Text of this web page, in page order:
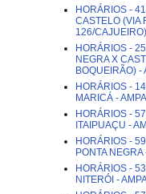
HORÁRIOS -
CASTELO (VIA
126/
HORÁRIOS -
NEGRA X
BOQUEIRÃO) -
HORÁRIOS -
MARICÁ -
HORÁRIOS -
ITAIPUAÇU -
HORÁRIOS -
PONTA NEGRA
HORÁRIOS -
NITERÓI -